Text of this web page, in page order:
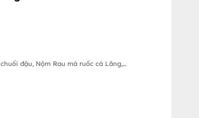
đậu, Nộm Rau má ruốc cá Lăng,…